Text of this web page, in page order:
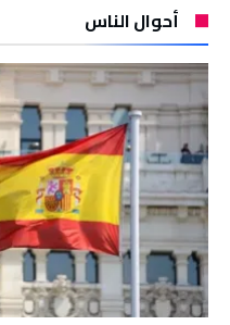
أحوال الناس